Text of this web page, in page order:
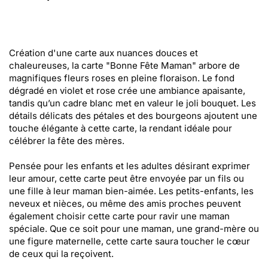
Création d'une carte aux nuances douces et
chaleureuses, la carte "Bonne Fête Maman" arbore de
magnifiques fleurs roses en pleine floraison. Le fond
dégradé en violet et rose crée une ambiance apaisante,
tandis qu’un cadre blanc met en valeur le joli bouquet. Les
détails délicats des pétales et des bourgeons ajoutent une
touche élégante à cette carte, la rendant idéale pour
célébrer la fête des mères.
Pensée pour les enfants et les adultes désirant exprimer
leur amour, cette carte peut être envoyée par un fils ou
une fille à leur maman bien-aimée. Les petits-enfants, les
neveux et nièces, ou même des amis proches peuvent
également choisir cette carte pour ravir une maman
spéciale. Que ce soit pour une maman, une grand-mère ou
une figure maternelle, cette carte saura toucher le cœur
de ceux qui la reçoivent.